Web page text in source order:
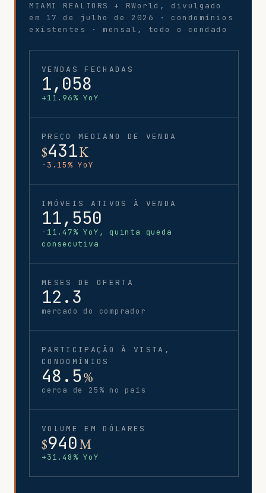
MIAMI REALTORS + RWorld, divulgado
em 17 de julho de 2026 · condomínios
existentes · mensal, todo o condado
VENDAS FECHADAS
1,058
+11.96% YoY
PREÇO MEDIANO DE VENDA
$431K
-3.15% YoY
IMÓVEIS ATIVOS À VENDA
11,550
-11.47% YoY, quinta queda
consecutiva
MESES DE OFERTA
12.3
mercado do comprador
PARTICIPAÇÃO À VISTA,
CONDOMÍNIOS
48.5%
cerca de 25% no país
VOLUME EM DÓLARES
$940M
+31.48% YoY